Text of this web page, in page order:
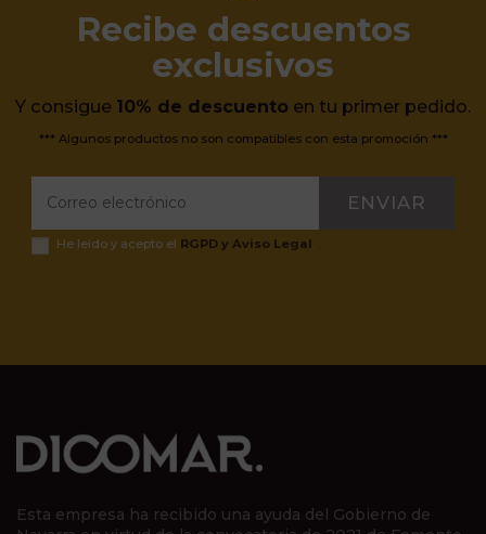
Recibe descuentos
exclusivos
Y consigue 10% de descuento en tu primer pedido.
*** Algunos productos no son compatibles con esta promoción ***
ENVIAR
He leído y acepto el RGPD y Aviso Legal.
Esta empresa ha recibido una ayuda del Gobierno de